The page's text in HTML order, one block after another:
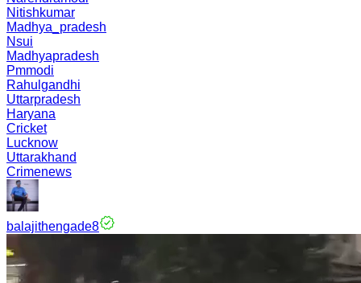
Nitishkumar
Madhya_pradesh
Nsui
Madhyapradesh
Pmmodi
Rahulgandhi
Uttarpradesh
Haryana
Cricket
Lucknow
Uttarakhand
Crimenews
balajithengade8